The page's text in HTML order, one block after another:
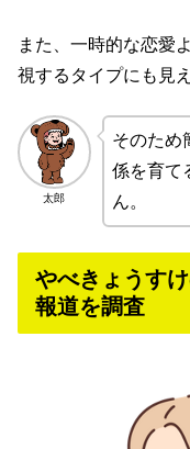
また、一時的な恋愛
視するタイプにも見
太郎
そのため
係を育て
ん。
やべきょうす
報道を調査